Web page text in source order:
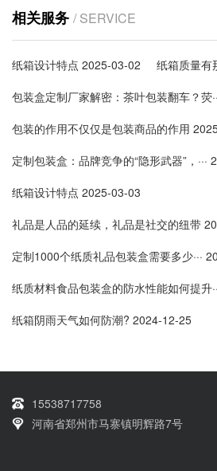
相关服务 / SERVICE
纸箱设计特点 2025-03-02 纸箱质量有
包装盒定制厂家解密：茶叶包装翻车？荧
包装的作用不仅仅是包装商品的作用
定制包装盒：品牌竞争的“隐形武器”，···
纸箱设计特点 2025-03-03
礼品是人品的延续，礼品是社交的纽带
定制1000个纸质礼品包装盒需要多少···
纸质材料食品包装盒的防水性能如何提升
纸箱阴雨天气如何防潮? 2024-12-25
15538717758
河南省郑州市马寨镇明辉路7号